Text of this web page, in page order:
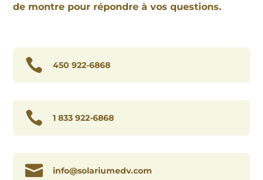
de montre pour répondre à vos questions.
 450 922-6868
 1 833 922-6868
 info@solariumedv.com